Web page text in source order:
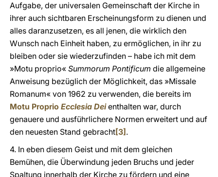
Aufgabe, der universalen Gemeinschaft der Kirche in
ihrer auch sichtbaren Erscheinungsform zu dienen und
alles daranzusetzen, es all jenen, die wirklich den
Wunsch nach Einheit haben, zu ermöglichen, in ihr zu
bleiben oder sie wiederzufinden – habe ich mit dem
»Motu proprio« Summorum Pontificum die allgemeine
Anweisung bezüglich der Möglichkeit, das »Missale
Romanum« von 1962 zu verwenden, die bereits im
Motu Proprio Ecclesia Deienthalten war, durch
genauere und ausführlichere Normen erweitert und auf
den neuesten Stand gebracht[3] .
4. In eben diesem Geist und mit dem gleichen
Bemühen, die Überwindung jeden Bruchs und jeder
Spaltung innerhalb der Kirche zu fördern und eine